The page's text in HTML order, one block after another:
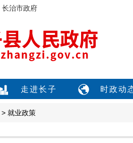
长治市政府
走进长子 时政动
> 就业政策